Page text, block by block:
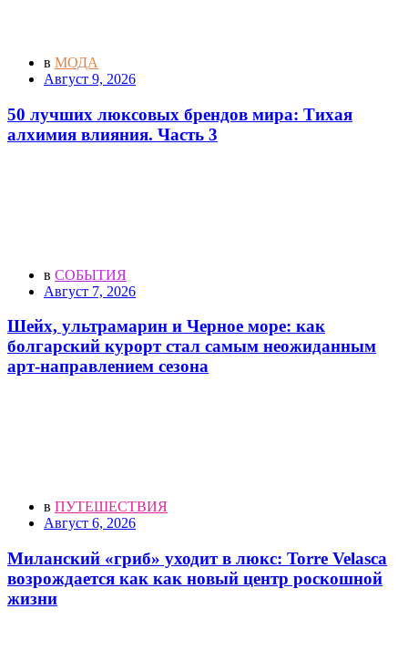
в МОДА
Август 9, 2026
50 лучших люксовых брендов мира: Тихая
алхимия влияния. Часть 3
в СОБЫТИЯ
Август 7, 2026
Шейх, ультрамарин и Черное море: как
болгарский курорт стал самым неожиданным
арт-направлением сезона
в ПУТЕШЕСТВИЯ
Август 6, 2026
Миланский «гриб» уходит в люкс: Torre Velasca
возрождается как как новый центр роскошной
жизни